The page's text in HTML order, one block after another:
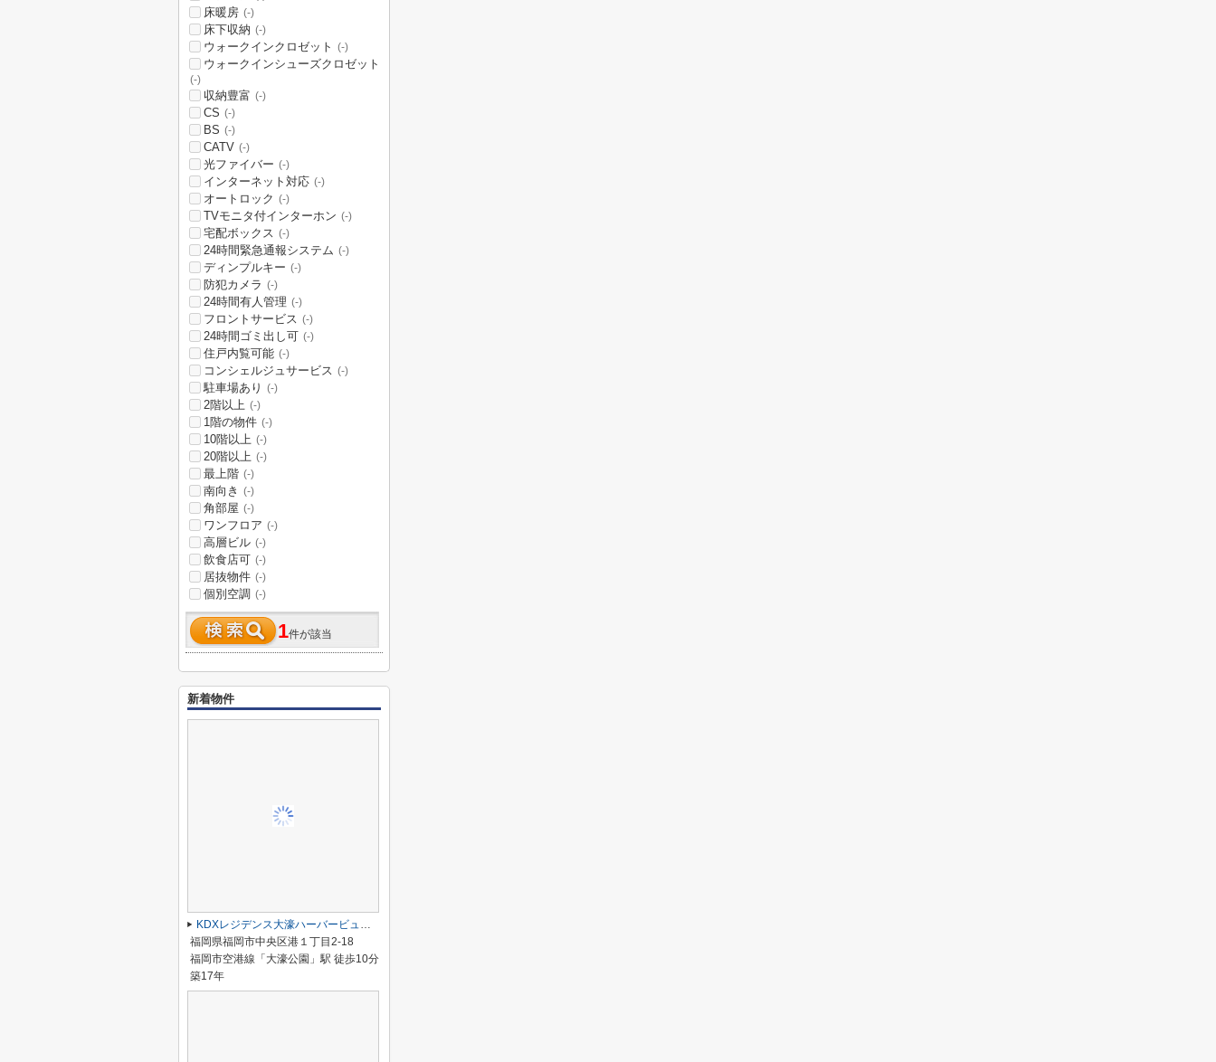
床暖房 (-)
床下収納 (-)
ウォークインクロゼット (-)
ウォークインシューズクロゼット
(-)
収納豊富 (-)
CS (-)
BS (-)
CATV (-)
光ファイバー (-)
インターネット対応 (-)
オートロック (-)
TVモニタ付インターホン (-)
宅配ボックス (-)
24時間緊急通報システム (-)
ディンプルキー (-)
防犯カメラ (-)
24時間有人管理 (-)
フロントサービス (-)
24時間ゴミ出し可 (-)
住戸内覧可能 (-)
コンシェルジュサービス (-)
駐車場あり (-)
2階以上 (-)
1階の物件 (-)
10階以上 (-)
20階以上 (-)
最上階 (-)
南向き (-)
角部屋 (-)
ワンフロア (-)
高層ビル (-)
飲食店可 (-)
居抜物件 (-)
個別空調 (-)
1件が該当
新着物件
KDXレジデンス大濠ハーバービュータワー
福岡県福岡市中央区港１丁目2-18
福岡市空港線「大濠公園」駅 徒歩10分
築17年